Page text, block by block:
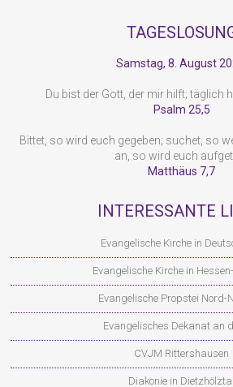
Samstag, 8. August
Du bist der Gott, der mir hilft; täglich
Psalm 25,5
Bittet, so wird euch gegeben; suchet, so
an, so wird euch
Matthäus 7,7
INTERESSANTE
Evangelische Kirche in
Evangelische Kirche in
Evangelische Propstei Nord-
Evangelisches Dekanat an
CVJM Rittershausen
Diakonie in Dietzhölztal